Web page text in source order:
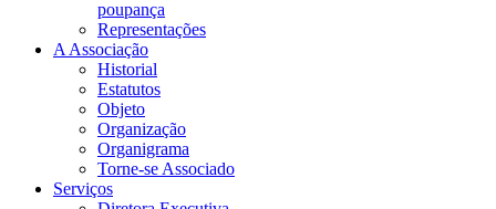
poupança
Representações
A Associação
Historial
Estatutos
Objeto
Organização
Organigrama
Torne-se Associado
Serviços